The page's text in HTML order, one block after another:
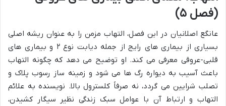
(فصل ۵)
عانگع اصلانیان در این فصل، التهاب مزمن را به عنوان ریشه اصلی
بسیاری از بیماری های رایج از جمله دیابت نوع ۲ و بیماری های
قلبی-عروقی معرفی می کند. او توضیح می دهد که چگونه التهاب
باعث آسیب به دیواره رگ ها می شود و زمینه ساز رسوب پلاک و
تصلب شرایین می گردد، نه صرفاً کلسترول بالا. نویسنده به علائم
التهاب و ارتباط آن با عوامل سبک زندگی نظیر سیگار کشیدن،